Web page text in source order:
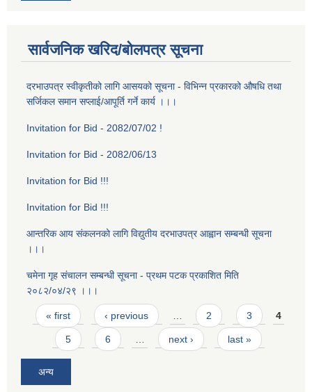
सार्वजनिक खरिद/बोलपत्र सूचना
दरभाउपत्र स्वीकृतीको लागि आसयको सूचना - विभिन्न प्रकारको औषधि तथा
सर्जिकल समान सप्लाई/आपूर्ति गर्ने कार्य ।।।
Invitation for Bid - 2082/07/02 !
Invitation for Bid - 2082/06/13
Invitation for Bid !!!
Invitation for Bid !!!
आन्तरिक आय संकलनको लागि विद्युतीय दरभाउपत्र आह्वान सम्बन्धी सूचना
।।।
चमेना गृह स‌ंचालन सम्बन्धी सूचना - प्रथम पटक प्रकाशित मिति
२०८२/०४/२९ ।।।
Pages
« first ‹ previous … 2 3 4
5 6 … next › last »
अन्य